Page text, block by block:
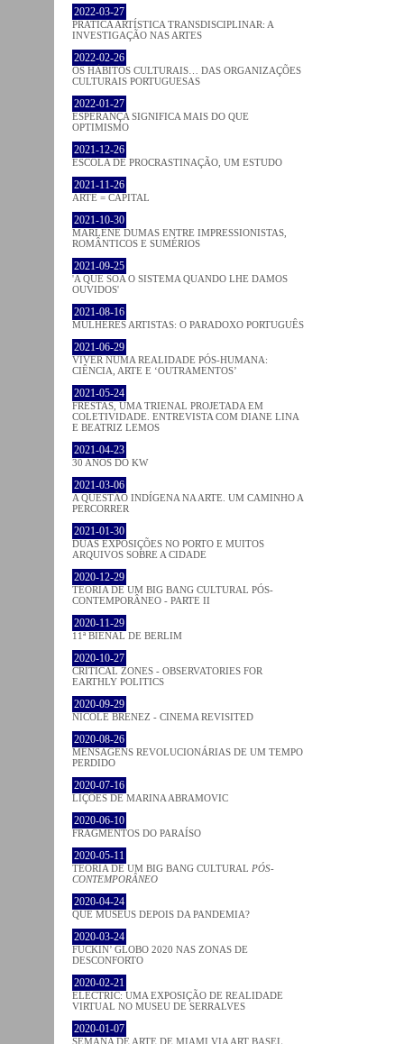
2022-03-27
PRATICA ARTÍSTICA TRANSDISCIPLINAR: A
INVESTIGAÇÃO NAS ARTES
2022-02-26
OS HÁBITOS CULTURAIS… DAS ORGANIZAÇÕES
CULTURAIS PORTUGUESAS
2022-01-27
ESPERANÇA SIGNIFICA MAIS DO QUE
OPTIMISMO
2021-12-26
ESCOLA DE PROCRASTINAÇÃO, UM ESTUDO
2021-11-26
ARTE = CAPITAL
2021-10-30
MARLENE DUMAS ENTRE IMPRESSIONISTAS,
ROMÂNTICOS E SUMÉRIOS
2021-09-25
'A QUE SOA O SISTEMA QUANDO LHE DAMOS
OUVIDOS'
2021-08-16
MULHERES ARTISTAS: O PARADOXO PORTUGUÊS
2021-06-29
VIVER NUMA REALIDADE PÓS-HUMANA:
CIÊNCIA, ARTE E ‘OUTRAMENTOS’
2021-05-24
FRESTAS, UMA TRIENAL PROJETADA EM
COLETIVIDADE. ENTREVISTA COM DIANE LINA
E BEATRIZ LEMOS
2021-04-23
30 ANOS DO KW
2021-03-06
A QUESTÃO INDÍGENA NA ARTE. UM CAMINHO A
PERCORRER
2021-01-30
DUAS EXPOSIÇÕES NO PORTO E MUITOS
ARQUIVOS SOBRE A CIDADE
2020-12-29
TEORIA DE UM BIG BANG CULTURAL PÓS-
CONTEMPORÂNEO - PARTE II
2020-11-29
11ª BIENAL DE BERLIM
2020-10-27
CRITICAL ZONES - OBSERVATORIES FOR
EARTHLY POLITICS
2020-09-29
NICOLE BRENEZ - CINEMA REVISITED
2020-08-26
MENSAGENS REVOLUCIONÁRIAS DE UM TEMPO
PERDIDO
2020-07-16
LIÇÕES DE MARINA ABRAMOVIC
2020-06-10
FRAGMENTOS DO PARAÍSO
2020-05-11
TEORIA DE UM BIG BANG CULTURAL PÓS-
CONTEMPORÂNEO
2020-04-24
QUE MUSEUS DEPOIS DA PANDEMIA?
2020-03-24
FUCKIN’ GLOBO 2020 NAS ZONAS DE
DESCONFORTO
2020-02-21
ELECTRIC: UMA EXPOSIÇÃO DE REALIDADE
VIRTUAL NO MUSEU DE SERRALVES
2020-01-07
SEMANA DE ARTE DE MIAMI VIA ART BASEL